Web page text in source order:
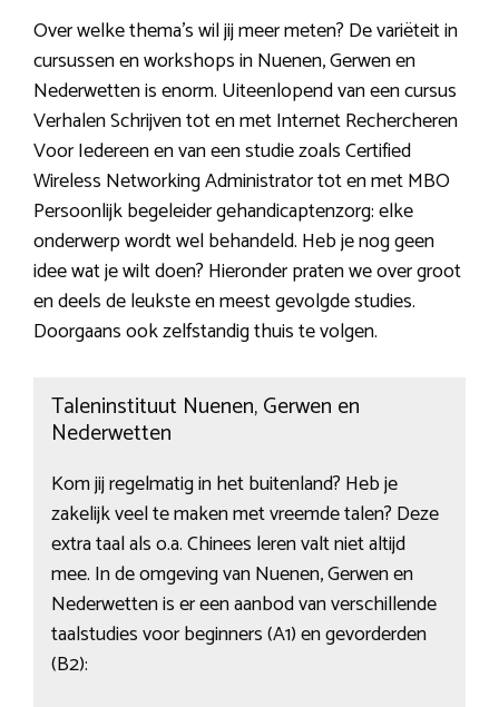
Over welke thema’s wil jij meer meten? De variëteit in
cursussen en workshops in Nuenen, Gerwen en
Nederwetten is enorm. Uiteenlopend van een cursus
Verhalen Schrijven tot en met Internet Rechercheren
Voor Iedereen en van een studie zoals Certified
Wireless Networking Administrator tot en met MBO
Persoonlijk begeleider gehandicaptenzorg: elke
onderwerp wordt wel behandeld. Heb je nog geen
idee wat je wilt doen? Hieronder praten we over groot
en deels de leukste en meest gevolgde studies.
Doorgaans ook zelfstandig thuis te volgen.
Taleninstituut Nuenen, Gerwen en
Nederwetten
Kom jij regelmatig in het buitenland? Heb je
zakelijk veel te maken met vreemde talen? Deze
extra taal als o.a. Chinees leren valt niet altijd
mee. In de omgeving van Nuenen, Gerwen en
Nederwetten is er een aanbod van verschillende
taalstudies voor beginners (A1) en gevorderden
(B2):